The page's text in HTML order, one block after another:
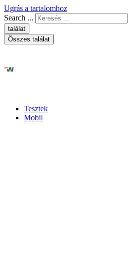
Ugrás a tartalomhoz
Search ...
találat
Összes találat
Tesztek
Mobil